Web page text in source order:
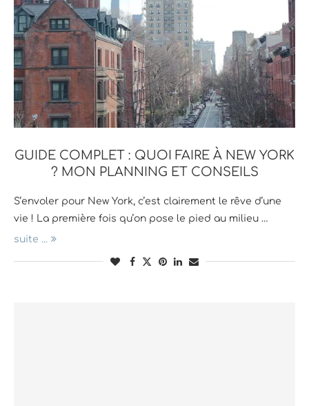
GUIDE COMPLET : QUOI FAIRE À NEW YORK
? MON PLANNING ET CONSEILS
S’envoler pour New York, c’est clairement le rêve d’une
vie ! La première fois qu’on pose le pied au milieu …
suite ...